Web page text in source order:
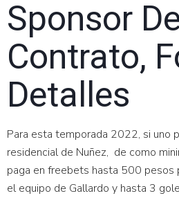
Sponsor
Contrato,
Detalles
Para esta temporada 2022, si uno
residencial de Nuñez, de como
paga en freebets hasta 500 pesos
el equipo de Gallardo y hasta 3